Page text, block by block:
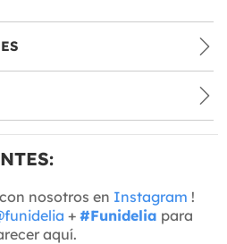
nosotros en Instagram !
+ #Funidelia para
aquí.